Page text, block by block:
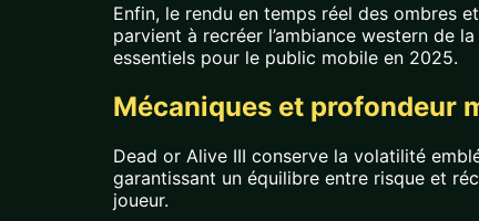
Enfin, le rendu en temps réel des ombres
parvient à recréer l’ambiance western de
essentiels pour le public mobile en 2025.
Mécaniques et profondeur
Dead or Alive III conserve la volatilité
garantissant un équilibre entre risque et
joueur.